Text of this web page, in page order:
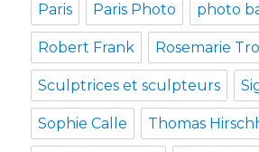
Paris Paris Photo photo
Robert Frank Rosemarie
Sculptrices et sculpteurs
Sophie Calle Thomas